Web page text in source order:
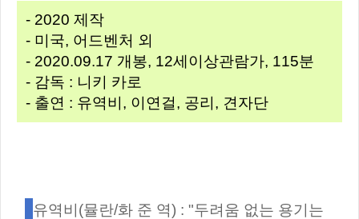
- 2020 제작
- 미국, 어드벤처 외
- 2020.09.17 개봉, 12세이상관람가, 115분
- 감독 : 니키 카로
- 출연 : 유역비, 이연걸, 공리, 견자단
유역비(뮬란/화 준 역) : "두려움 없는 용기는